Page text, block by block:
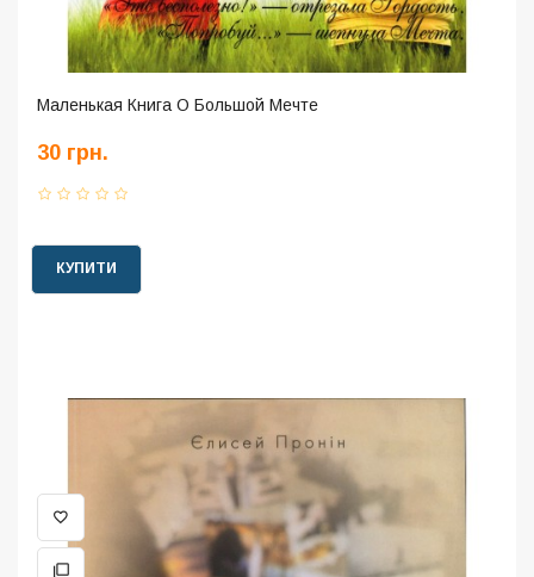
Маленькая Книга О Большой Мечте
30 грн.
КУПИТИ